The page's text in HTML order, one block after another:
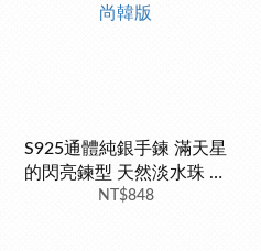
S925通體純銀手鍊 滿天星
的閃亮鍊型 天然淡水珠 珍
珠手鍊 通體純銀手鍊 時尚
NT$848